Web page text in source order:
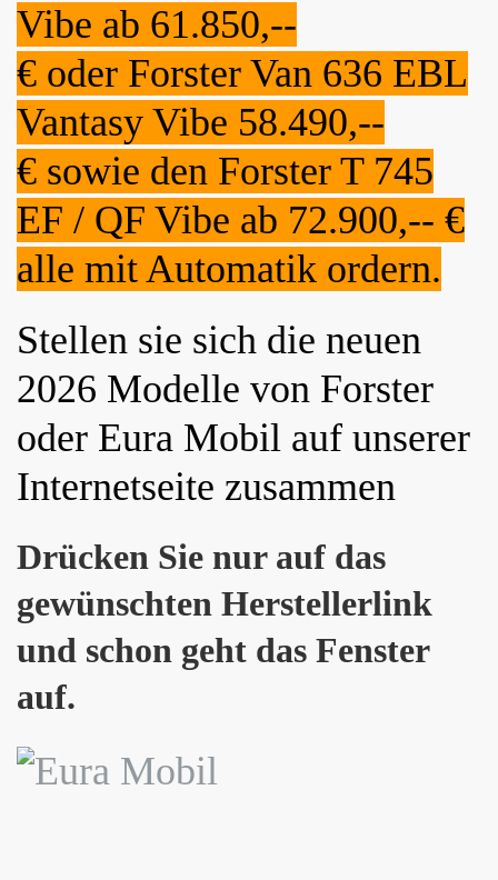
Vibe ab 61.850,--
€ oder Forster Van 636 EBL
Vantasy Vibe 58.490,--
€ sowie den Forster T 745
EF / QF Vibe ab 72.900,-- €
alle mit Automatik ordern.
Stellen sie sich die neuen
2026 Modelle von Forster
oder Eura Mobil auf unserer
Internetseite zusammen
Drücken Sie nur auf das
gewünschten Herstellerlink
und schon geht das Fenster
auf.